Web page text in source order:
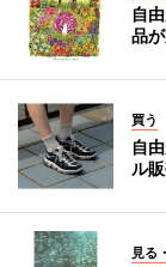
自
品
買う
自
ル
見る